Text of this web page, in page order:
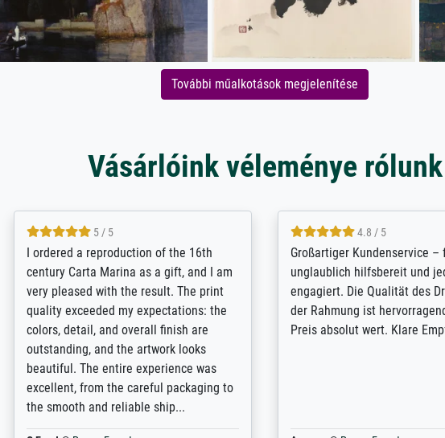
További műalkotások megjelenítése
Vásárlóink véleménye rólunk
5 / 5
The team at Meisterdrucke strives to
meet its clients demands, and provides
expert advice on how to obtain the best
results for the prints requested by the
client. The company has a vast
repertoire of prints to choose from, and
will provide excellent service also with
regards to prints which are not in that
repertoire. Highly recommended!
5 / 5
Outstanding quality and
support. - the quality of the
excellent and difficult to
from the real thing; it will be
for high-quality art prints